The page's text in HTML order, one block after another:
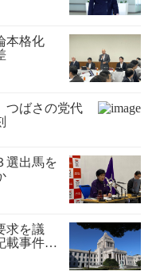
本格化
つばさの党代
選出馬を
求を議
事件巡